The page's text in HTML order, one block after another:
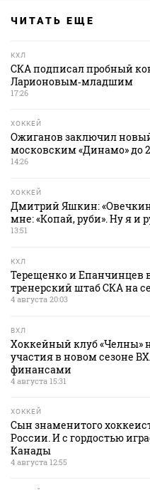
ЧИТАТЬ ЕЩЕ
КХЛ
СКА подписал пробный
Ларионовым‑младшим
17:26
ХОККЕЙ
Ожиганов заключил
московским «Динамо» до
14:26
ХОККЕЙ
Дмитрий Яшкин: «Овечкин
мне: «Копай, руби». Ну я и
13:51
КХЛ
Терещенко и Епанчинцев
тренерский штаб СКА на
4 августа 20:03
ВХЛ
Хоккейный клуб «Челны»
участия в новом сезоне
финансами
4 августа 15:31
ХОККЕЙ
Сын знаменитого
России. И с гордостью
Канады
4 августа 12:55